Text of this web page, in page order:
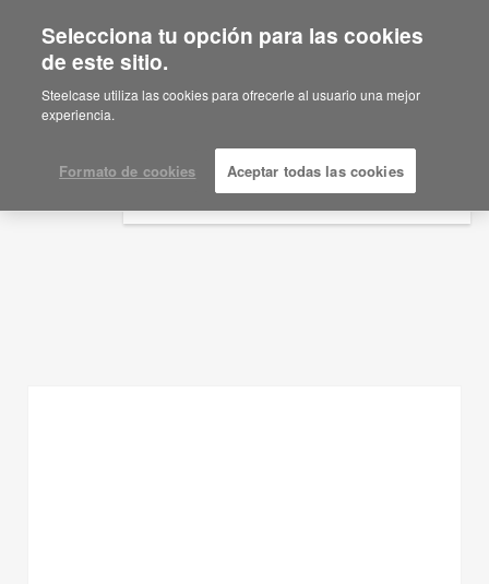
Are you in United States?
Would you like to see Products we sell in
your region?
English
Español
Ideas de planificación
Selecciona tu opción para las cookies
de este sitio.
Steelcase utiliza las cookies para ofrecerle al usuario una mejor
experiencia.
Formato de cookies Aceptar todas las cookies